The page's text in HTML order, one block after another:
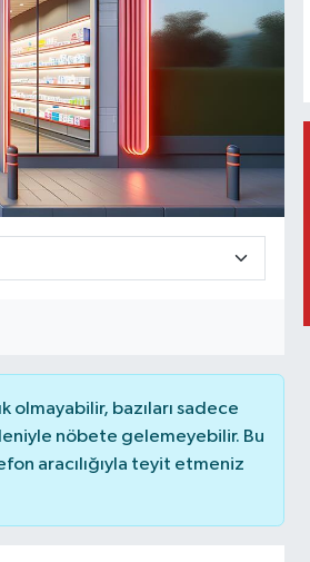
olmayabilir, bazıları sadece
nöbete gelemeyebilir. Bu
aracılığıyla teyit etmeniz